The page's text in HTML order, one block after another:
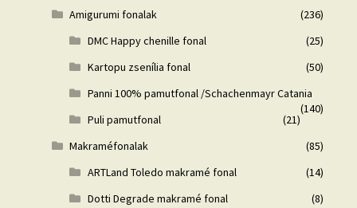
Amigurumi fonalak
(236)
DMC Happy chenille fonal
(25)
Kartopu zsenília fonal
(50)
Panni 100% pamutfonal /Schachenmayr Catania
(140)
Puli pamutfonal
(21)
Makraméfonalak
(85)
ARTLand Toledo makramé fonal
(14)
Dotti Degrade makramé fonal
(8)